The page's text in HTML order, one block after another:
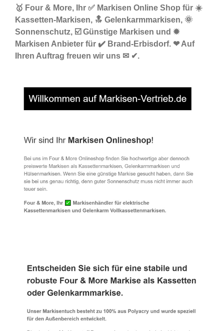
🥇 Four & More, Ihr ✅ Markisen Online Shop für ☀️
Kassetten-Markisen, 🔝 Gelenkarmmarkisen, 🌞
Sonnenschutz, ☑️ Günstige Markisen und ✹
Markisen Anbieter für ✔️ Brand-Erbisdorf. ❤ Auf
Ihren Auftrag freuen wir uns ✉ ✔.